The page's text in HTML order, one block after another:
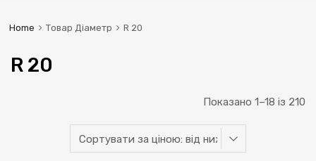
Home Товар Діаметр R 20
R 20
Показано 1–18 із 210